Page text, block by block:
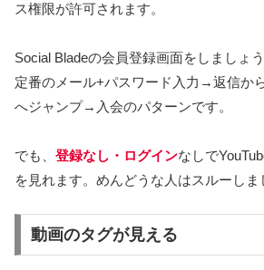
ス権限が許可されます。
Social Bladeの会員登録画面をしましょ
定番のメール+パスワード入力→返信か
へジャンプ→入会のパターンです。
でも、 登録なし・ログインなしで
を見れます。めんどうな人はスルーしま
動画のタグが見える